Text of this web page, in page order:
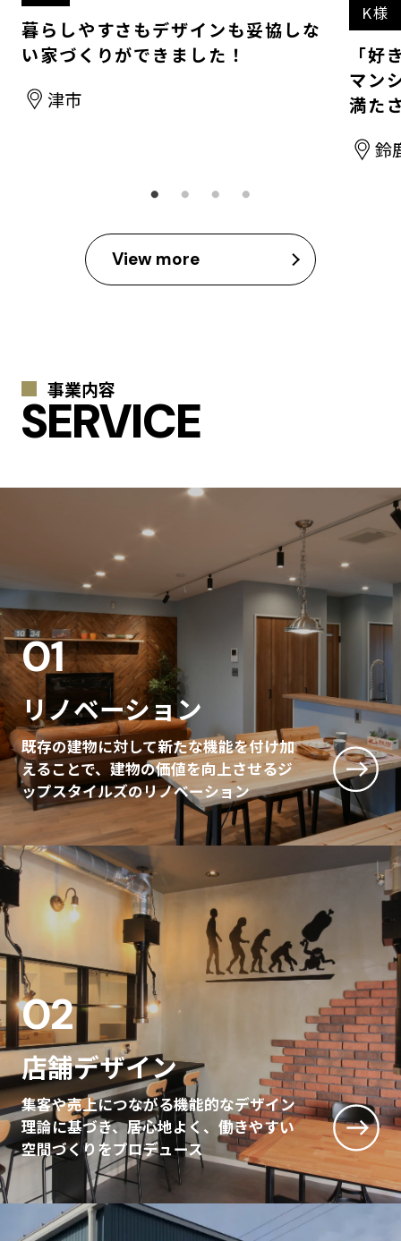
暮らしやすさもデザインも妥協しな
い家づくりができました！
津市
K様
「好
マン
満た
鈴
View more
事業内容
SERVICE
01
リノベーション
既存の建物に対して新たな機能を付け加
えることで、 建物の価値を向上させるジ
ップスタイルズのリノベーション
02
店舗デザイン
集客や売上につながる機能的なデザイン
理論に基づき、居心地よく、働きやすい
空間づくりをプロデュース